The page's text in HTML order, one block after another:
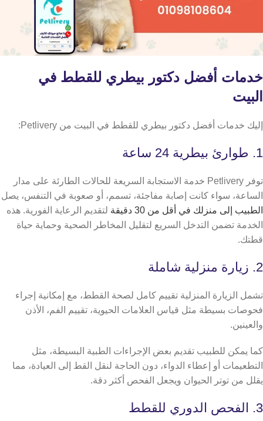
خدمات أفضل دكتور بيطري للقطط في
البيت
إليك خدمات أفضل دكتور بيطري للقطط في البيت من Petlivery:
1. طوارئ بيطرية 24 ساعة
توفر Petlivery خدمة الاستجابة السريعة للحالات الطارئة على مدار
الساعة، سواء كانت إصابة مفاجئة، تسمم، أو صعوبة في التنفس، يصل
الطبيب إلى منزلك في أقل من 30 دقيقة
لتقديم الرعاية الفورية. هذه
الخدمة تضمن التدخل السريع لتقليل المخاطر الصحية وحماية حياة
قطتك.
2. زيارة منزلية شاملة
تشمل الزيارة المنزلية تقييم كامل لصحة القطط، مع إمكانية إجراء
فحوصات بسيطة مثل قياس العلامات الحيوية، تقييم الفم، الأذن
والعينين.
كما يمكن للطبيب تقديم بعض الإجراءات الطبية البسيطة، مثل
التطعيمات أو إعطاء الدواء، دون الحاجة لنقل القط إلى العيادة، مما
يقلل من توتر الحيوان ويجعل الفحص أكثر دقة.
3. الفحص الدوري للقطط